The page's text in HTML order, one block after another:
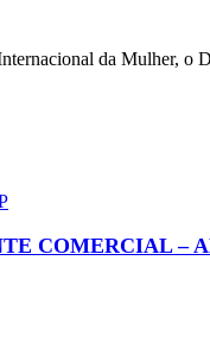
da Mulher, o
COMERCIAL –